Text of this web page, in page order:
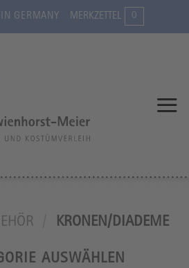
GERMANY MERKZETTEL 0
KRONEN/DIADEME
AUSWÄHLEN